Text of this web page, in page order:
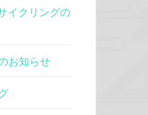
イクリングの
お知らせ